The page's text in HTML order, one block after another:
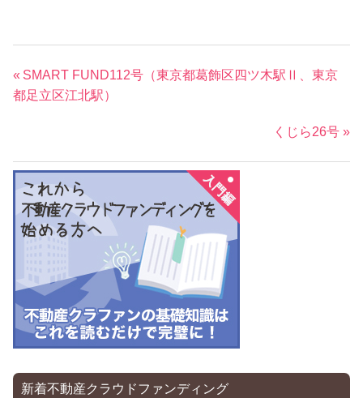
投
稿
ゲ
ー
シ
ョ
ン
前
の
SMART FUND112号（東京都葛飾区四ツ木駅Ⅱ、東京
都足立区江北駅）
次
くじら26号
新着不動産クラウドファンディング